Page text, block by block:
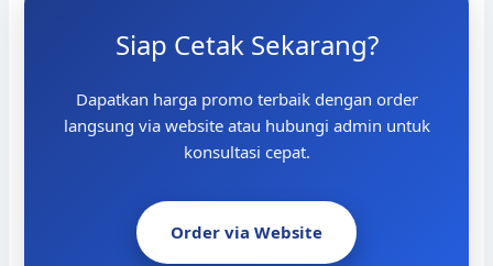
Siap Cetak Sekarang?
Dapatkan harga promo terbaik dengan order
langsung via website atau hubungi admin untuk
konsultasi cepat.
Order via Website